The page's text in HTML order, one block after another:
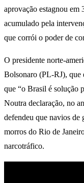
aprovação estagnou em
acumulado pela
que corrói o poder de
O presidente norte-
Bolsonaro (PL-RJ), que
que “o Brasil é solução
Noutra declaração, no
defendeu que navios de
morros do Rio de
narcotráfico.